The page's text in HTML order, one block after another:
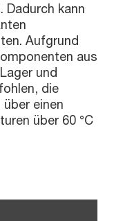
Dadurch kann
Aufgrund
aus
und
die
einen
über 60 °C